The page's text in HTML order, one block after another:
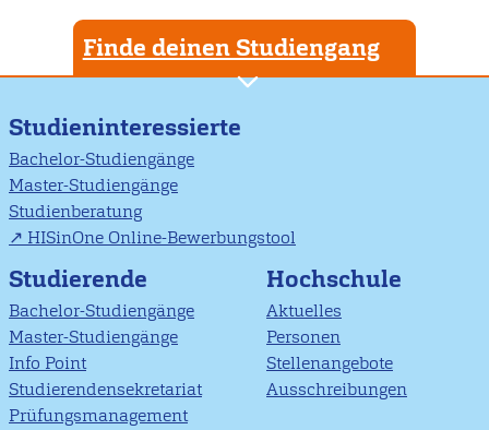
Finde deinen Studiengang
Studieninteressierte
Bachelor-Studiengänge
Master-Studiengänge
Studienberatung
HISinOne Online-Bewerbungstool
Studierende
Bachelor-Studiengänge
Master-Studiengänge
Info Point
Studierendensekretariat
Prüfungsmanagement
Hochschule
Aktuelles
Personen
Stellenangebote
Ausschreibungen